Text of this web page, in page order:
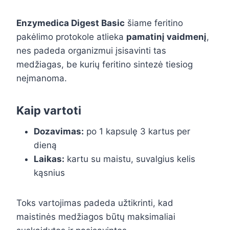
Enzymedica Digest Basic šiame feritino
pakėlimo protokole atlieka pamatinį vaidmenį,
nes padeda organizmui įsisavinti tas
medžiagas, be kurių feritino sintezė tiesiog
neįmanoma.
Kaip vartoti
Dozavimas: po 1 kapsulę 3 kartus per
dieną
Laikas: kartu su maistu, suvalgius kelis
kąsnius
Toks vartojimas padeda užtikrinti, kad
maistinės medžiagos būtų maksimaliai